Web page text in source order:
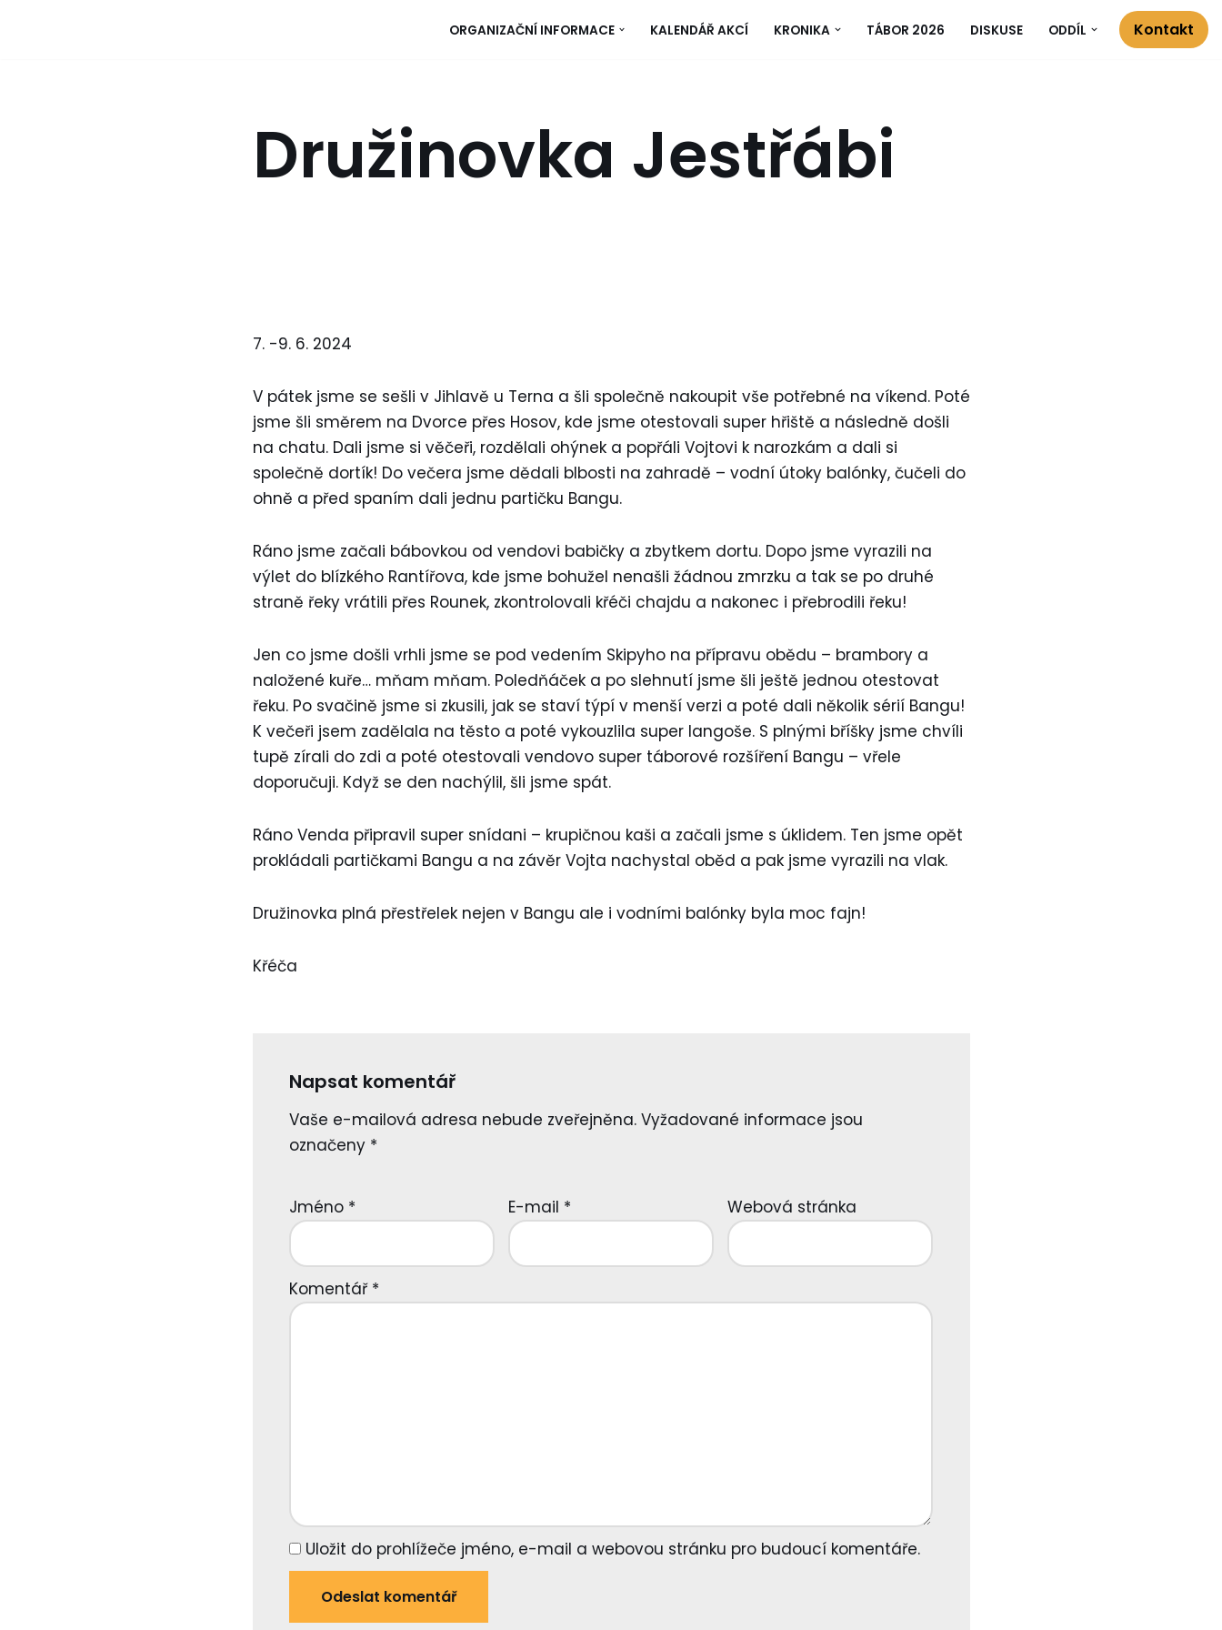
ORGANIZAČNÍ INFORMACE KALENDÁŘ AKCÍ KRONIKA TÁBOR 2026 DISKUSE ODDÍL Kontakt
Družinovka Jestřábi
7. -9. 6. 2024
V pátek jsme se sešli v Jihlavě u Terna a šli společně nakoupit vše potřebné na víkend. Poté
jsme šli směrem na Dvorce přes Hosov, kde jsme otestovali super hřiště a následně došli
na chatu. Dali jsme si věčeři, rozdělali ohýnek a popřáli Vojtovi k narozkám a dali si
společně dortík! Do večera jsme dědali blbosti na zahradě – vodní útoky balónky, čučeli do
ohně a před spaním dali jednu partičku Bangu.
Ráno jsme začali bábovkou od vendovi babičky a zbytkem dortu. Dopo jsme vyrazili na
výlet do blízkého Rantířova, kde jsme bohužel nenašli žádnou zmrzku a tak se po druhé
straně řeky vrátili přes Rounek, zkontrolovali křéči chajdu a nakonec i přebrodili řeku!
Jen co jsme došli vrhli jsme se pod vedením Skipyho na přípravu obědu – brambory a
naložené kuře… mňam mňam. Poledňáček a po slehnutí jsme šli ještě jednou otestovat
řeku. Po svačině jsme si zkusili, jak se staví týpí v menší verzi a poté dali několik sérií Bangu!
K večeři jsem zadělala na těsto a poté vykouzlila super langoše. S plnými bříšky jsme chvíli
tupě zírali do zdi a poté otestovali vendovo super táborové rozšíření Bangu – vřele
doporučuji. Když se den nachýlil, šli jsme spát.
Ráno Venda připravil super snídani – krupičnou kaši a začali jsme s úklidem. Ten jsme opět
prokládali partičkami Bangu a na závěr Vojta nachystal oběd a pak jsme vyrazili na vlak.
Družinovka plná přestřelek nejen v Bangu ale i vodními balónky byla moc fajn!
Křéča
Napsat komentář
Vaše e-mailová adresa nebude zveřejněna. Vyžadované informace jsou
označeny *
Jméno * E-mail * Webová stránka
Komentář *
Uložit do prohlížeče jméno, e-mail a webovou stránku pro budoucí komentáře.